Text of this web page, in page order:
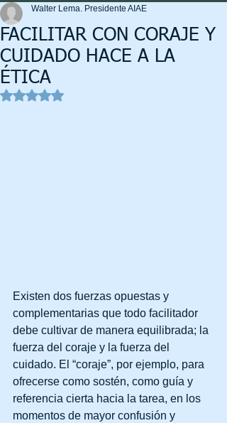
FACILITAR CON CORAJE Y
CUIDADO HACE A LA
ÉTICA
Walter Lema. Presidente AIAE
Obtuvo NaN de 5 estrellas.
Existen dos fuerzas opuestas y
complementarias que todo facilitador
debe cultivar de manera equilibrada; la
fuerza del coraje y la fuerza del
cuidado. El “coraje”, por ejemplo, para
ofrecerse como sostén, como guía y
referencia cierta hacia la tarea, en los
momentos de mayor confusión y